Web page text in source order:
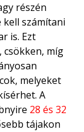
részén
számítani
is. Ezt
csökken, míg
melyeket
A
28 és 32
tájakon